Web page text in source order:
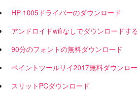
HP 1005ドライバーのダウンロード
アンドロイドwifiなしでダウンロードす
90分のフォントの無料ダウンロード
ペイントツールサイ2017無料ダウンロ
スリットPCダウンロード